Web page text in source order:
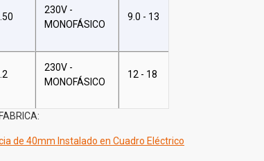
230V -
MONOFÁSICO
9.0 - 13
230V -
MONOFÁSICO
12 - 18
de 40mm Instalado en Cuadro Eléctrico